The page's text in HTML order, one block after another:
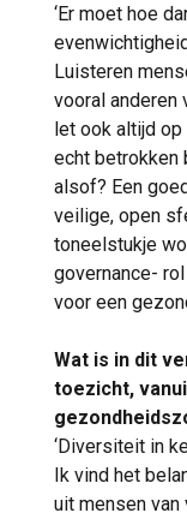
‘Er moet hoe
Luisteren
vooral anderen
let ook altijd
echt betrokken
alsof? Een
veilige, open
toneelstukje
governance-
voor een
Wat is in dit
toezicht,
‘Diversiteit in
Ik vind het
uit mensen